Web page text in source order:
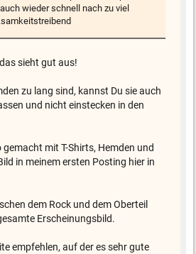
wieder schnell nach zu viel
sieht gut aus!
zu lang sind, kannst Du sie auch
und nicht einstecken in den
mit T-Shirts, Hemden und
in meinem ersten Posting hier in
dem Rock und dem Oberteil
Erscheinungsbild.
empfehlen, auf der es sehr gute